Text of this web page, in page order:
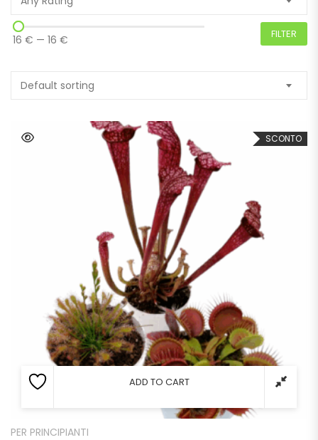
16 € — 16 € FILTER
Default sorting
SCONTO
ADD TO CART
PER PRINCIPIANTI